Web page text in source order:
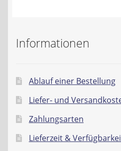
Datenschutzerklärung
Impressum
Informationen
Ablauf einer Bestellung
Liefer- und
Zahlungsarten
Lieferzeit &